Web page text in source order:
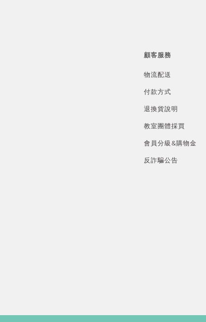
顧客服務
物流配送
付款方式
退換貨說明
教室團體採買
會員分級&購物金
反詐騙公告